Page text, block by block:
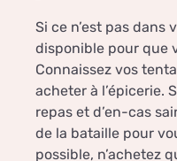
Si ce n’est pas dans
disponible pour que
Connaissez vos
acheter à l’épicerie.
repas et d’en-cas
de la bataille pour
possible, n’achetez